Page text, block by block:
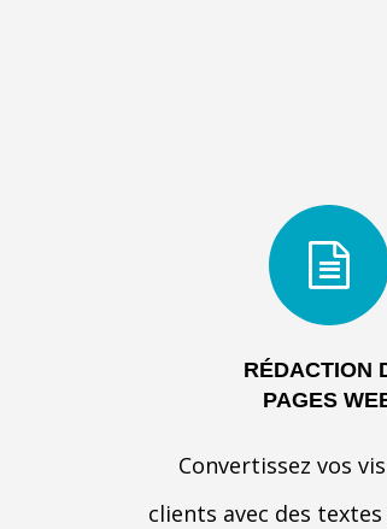
RÉDACTION
PAGES
Convertissez vos
clients avec des